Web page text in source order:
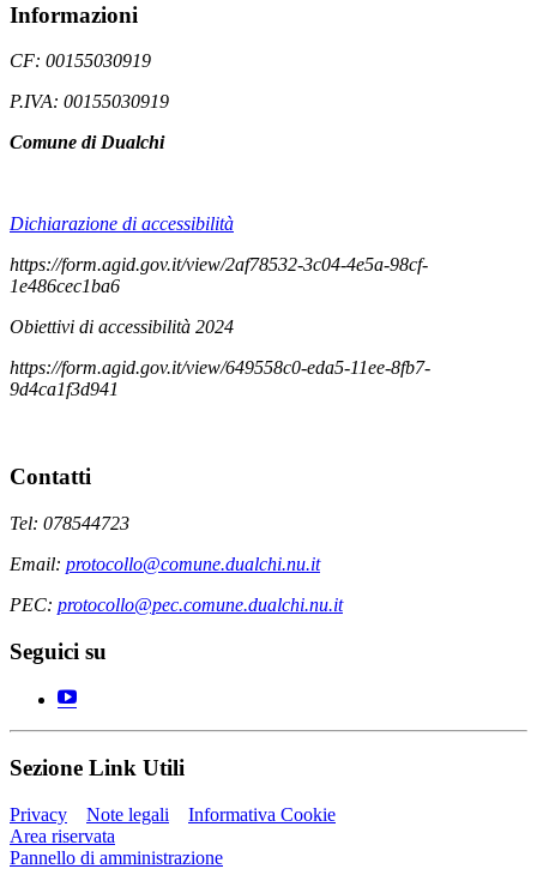
Informazioni
CF: 00155030919
P.IVA: 00155030919
Comune di Dualchi
Dichiarazione di accessibilità
https://form.agid.gov.it/view/2af78532-3c04-4e5a-98cf-
1e486cec1ba6
Obiettivi di accessibilità 2024
https://form.agid.gov.it/view/649558c0-eda5-11ee-8fb7-
9d4ca1f3d941
Contatti
Tel: 078544723
Email: protocollo@comune.dualchi.nu.it
PEC: protocollo@pec.comune.dualchi.nu.it
Seguici su
Sezione Link Utili
Privacy Note legali
Informativa Cookie
Area riservata
Pannello di amministrazione